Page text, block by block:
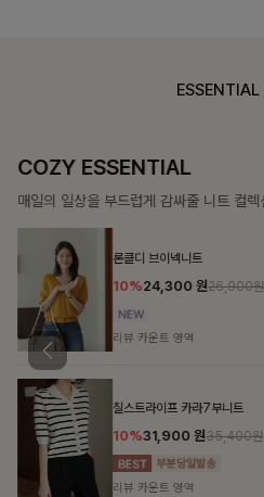
ESSENTIAL
COZY ESSENTIAL
매일의 일상을 부드럽게 감싸줄 니트 컬렉
론클디 브이넥니트
10%24,300 원26,900원
리뷰 카운트 영역
칠스트라이프 카라7부니트
10%31,900 원35,400원
리뷰 카운트 영역